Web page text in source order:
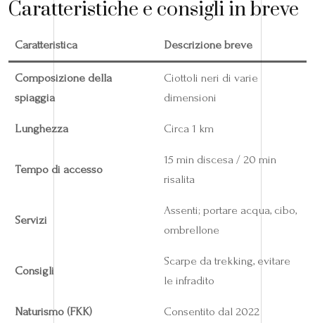
Caratteristiche e consigli in breve
Caratteristica Descrizione breve
Composizione della
spiaggia
Ciottoli neri di varie
dimensioni
Lunghezza Circa 1 km
Tempo di accesso
15 min discesa / 20 min
risalita
Servizi
Assenti; portare acqua, cibo,
ombrellone
Consigli
Scarpe da trekking, evitare
le infradito
Naturismo (FKK) Consentito dal 2022